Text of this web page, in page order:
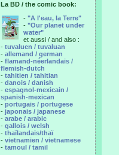
La BD / the comic book:
- "A l'eau, la Terre"
- "Our planet under
water"
et aussi / and also :
- tuvaluen / tuvaluan
- allemand / german
- flamand-néerlandais /
flemish-dutch
- tahitien / tahitian
- danois / danish
- espagnol-mexicain /
spanish-mexican
- portugais / portugese
- japonais / japanese
- arabe / arabic
- gallois / welsh
- thaïlandais/thaï
- vietnamien / vietnamese
- tamoul / tamil